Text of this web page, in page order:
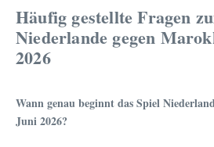
Häufig gestellte Fragen
Niederlande gegen
2026
Wann genau beginnt das Spiel
Juni 2026?